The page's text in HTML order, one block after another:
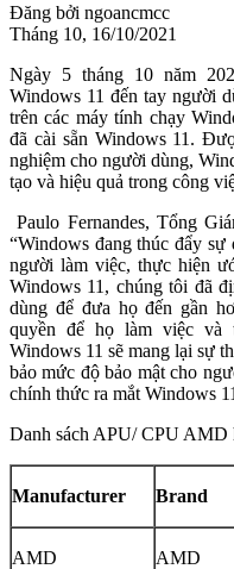
Đăng bởi ngoancmcc
Tháng 10, 16/10/2021
Ngày 5 tháng 10 năm
Windows 11 đến tay người
trên các máy tính chạy
đã cài sẵn Windows 11.
nghiệm cho người dùng,
tạo và hiệu quả trong công
​Paulo Fernandes, Tổng
“Windows đang thúc đẩy
người làm việc, thực hiện
Windows 11, chúng tôi đã
dùng để đưa họ đến gần
quyền để họ làm việc và
Windows 11 sẽ mang lại sự
bảo mức độ bảo mật cho
chính thức ra mắt Windows
Danh sách APU/ CPU AMD
Manufacturer Brand
AMD AMD